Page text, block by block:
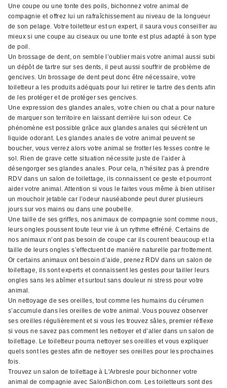
Une coupe ou une tonte des poils, bichonnez votre animal de
compagnie et offrez lui un rafraîchissement au niveau de la longueur
de son pelage. Votre toiletteur est un expert, il saura vous conseiller au
mieux si une coupe au ciseaux ou une tonte est plus adapté à son type
de poil.
Un brossage de dent, on semble l’oublier mais votre animal aussi subi
un dépôt de tartre sur ses dents, il peut aussi souffrir de problème de
gencives. Un brossage de dent peut donc être nécessaire, votre
toiletteur a les produits adéquats pour lui retirer le tartre des dents afin
de les protéger et de protéger ses gencives.
Une expression des glandes anales, votre chien ou chat a pour nature
de marquer son territoire en laissant derrière lui son odeur. Ce
phénomène est possible grâce aux glandes anales qui sécrètent un
liquide odorant. Les glandes anales de votre animal peuvent se
boucher, vous verrez alors votre animal se frotter les fesses contre le
sol. Rien de grave cette situation nécessite juste de l’aider à
désengorger ses glandes anales. Pour cela, n’hésitez pas à prendre
RDV dans un salon de toilettage, ils connaissent ce geste et pourront
aider votre animal. Attention si vous le faites vous même à bien utiliser
un mouchoir jetable car l’odeur nauséabonde peut durer plusieurs
jours sur vos mains ou dans une poubelle.
Une taille de ses griffes, nos animaux de compagnie sont comme nous,
leurs ongles poussent toute leur vie à un rythme effréné. Certains de
nos animaux n’ont pas besoin de coupe car ils courent beaucoup et la
taille de leurs ongles s’effectuent de manière naturelle par frottement.
Or certains animaux ont besoin d’aide, prenez RDV dans un salon de
toilettage, ils sont experts et connaissent les gestes pour tailler leurs
ongles sans les abîmer et surtout sans douleur ni stress pour votre
animal.
Un nettoyage de ses oreilles, tout comme les humains du cérumen
s’accumule dans les oreilles de votre animal. Vous pouvez observer
ses oreilles régulièrement et si vous les trouvez sâles, premier réflexe
si vous ne savez pas comment les nettoyer et d’aller dans un salon de
toilettage. Le toiletteur pourra nettoyer ses oreilles et vous expliquer
quels sont les gestes afin de nettoyer ses oreilles pour les prochaines
fois.
Trouvez un salon de toilettage à L'Arbresle pour bichonner votre
animal de compagnie avec SalonBichon.com. Les toiletteurs sont des